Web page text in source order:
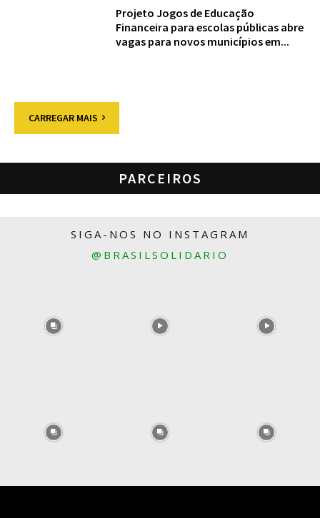
Projeto Jogos de Educação
Financeira para escolas públicas abre
vagas para novos municípios em...
CARREGAR MAIS
PARCEIROS
SIGA-NOS NO INSTAGRAM
@BRASILSOLIDARIO